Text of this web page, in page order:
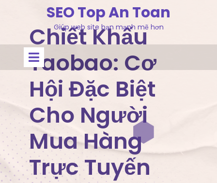
SEO Top An Toan
Giúp web site bạn mạnh mẽ hơn
Open
Menu
Chiết Khấu
Taobao: Cơ
Hội Đặc Biệt
Cho Người
Mua Hàng
Trực Tuyến